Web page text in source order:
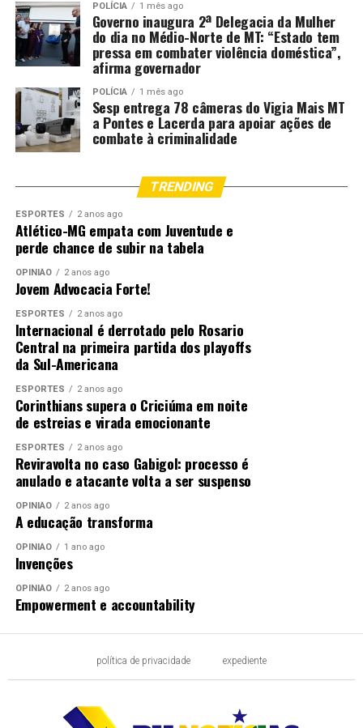
POLÍCIA 1 mês ago
Governo inaugura 2ª Delegacia da Mulher
do dia no Médio-Norte de MT: “Estado tem
pressa em combater violência doméstica”,
afirma governador
POLÍCIA 1 mês ago
Sesp entrega 78 câmeras do Vigia Mais MT
a Pontes e Lacerda para apoiar ações de
combate à criminalidade
TRENDING
ESPORTES 2 anos ago
Atlético-MG empata com Juventude e
perde chance de subir na tabela
OPINIÃO 2 anos ago
Jovem Advocacia Forte!
ESPORTES 2 anos ago
Internacional é derrotado pelo Rosario
Central na primeira partida dos playoffs
da Sul-Americana
ESPORTES 2 anos ago
Corinthians supera o Criciúma em noite
de estreias e virada emocionante
ESPORTES 2 anos ago
Reviravolta no caso Gabigol: processo é
anulado e atacante volta a ser suspenso
OPINIÃO 2 anos ago
A educação transforma
OPINIÃO 1 ano ago
Invenções
OPINIÃO 2 anos ago
Empowerment e accountability
política de privacidade expediente